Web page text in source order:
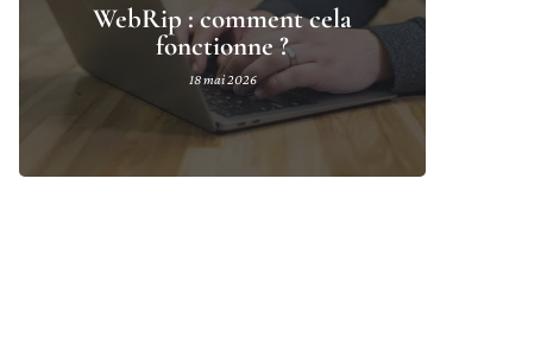
WebRip : comment cela
fonctionne ?
18 mai 2026